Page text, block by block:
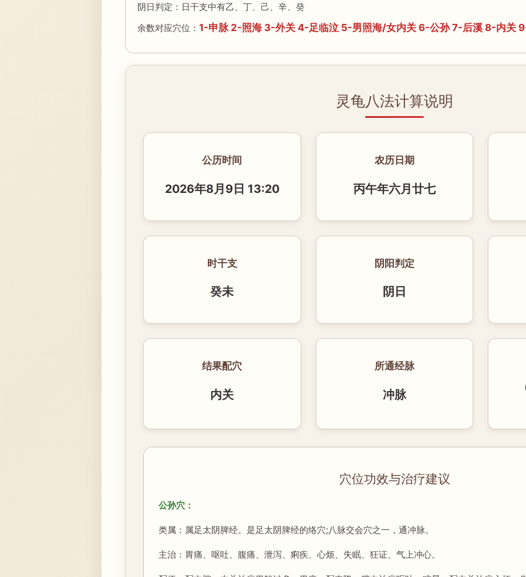
阴日判定：日干支中有乙、丁、己、辛、癸
余数对应穴位： 1-申脉 2-照海 3-外关 4-足临泣 5-男照海/女内关 6-公孙 7-后溪 8-内关
灵龟八法计算说明
公历时间
2026年8月9日 13:20
农历日期
丙午年六月廿七
时干支
癸未
阴阳判定
阴日
结果配穴
内关
所通经脉
冲脉
穴位功效与治疗建议
公孙穴：
类属：属足太阴脾经。是足太阴脾经的络穴;八脉交会穴之一，通冲脉。
主治：胃痛、呕吐、腹痛、泄泻、痢疾、心烦、失眠、狂证、气上冲心。